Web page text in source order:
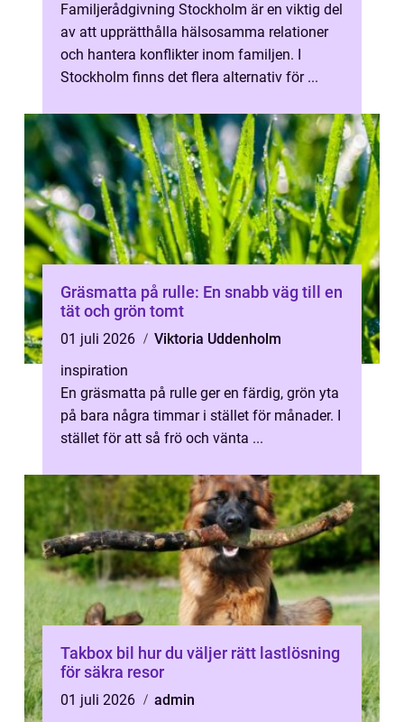
Familjerådgivning Stockholm är en viktig del
av att upprätthålla hälsosamma relationer
och hantera konflikter inom familjen. I
Stockholm finns det flera alternativ för ...
Gräsmatta på rulle: En snabb väg till en
tät och grön tomt
01 juli 2026
Viktoria Uddenholm
inspiration
En gräsmatta på rulle ger en färdig, grön yta
på bara några timmar i stället för månader. I
stället för att så frö och vänta ...
Takbox bil hur du väljer rätt lastlösning
för säkra resor
01 juli 2026
admin